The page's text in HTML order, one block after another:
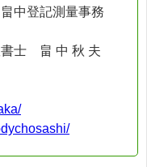
中登記測量事務
士 畠 中 秋 夫